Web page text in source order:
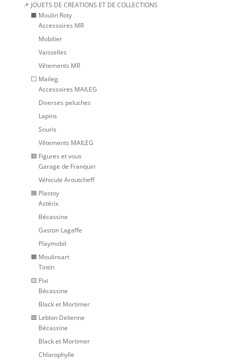
📌 JOUETS DE CREATIONS ET DE COLLECTIONS
⬛ Moulin Roty
Accessoires MR
Mobilier
Vaisselles
Vêtements MR
⬜ Maileg
Accessoires MAILEG
Diverses peluches
Lapins
Souris
Vêtements MAILEG
🟥 Figures et vous
Garage de Franquin
Véhicule Aroutcheff
🟦 Plastoy
Astérix
Bécassine
Gaston Lagaffe
Playmobil
🟧 Moulinsart
Tintin
🟨 Pixi
Bécassine
Black et Mortimer
🟩 Leblon Delienne
Bécassine
Black et Mortimer
Chlorophylle